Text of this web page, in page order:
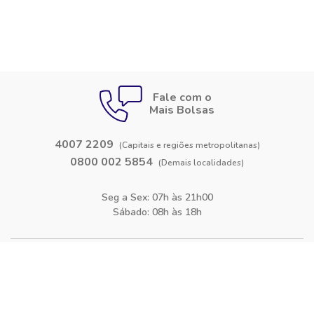
Fale com o
Mais Bolsas
4007 2209 (Capitais e regiões metropolitanas)
0800 002 5854 (Demais localidades)
Seg a Sex: 07h às 21h00
Sábado: 08h às 18h